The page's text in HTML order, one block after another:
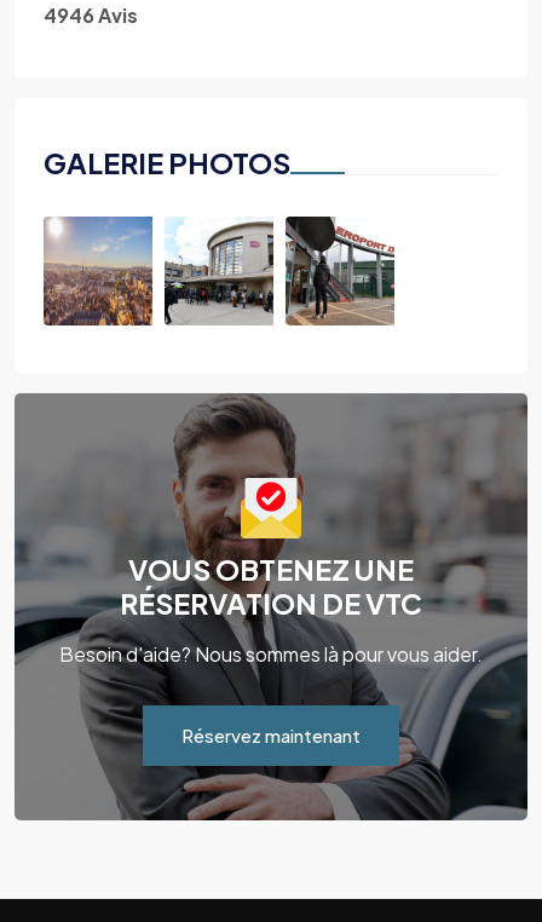
4946 Avis
GALERIE PHOTOS
VOUS OBTENEZ UNE
RÉSERVATION DE VTC
Besoin d'aide? Nous sommes là pour vous aider.
Réservez maintenant